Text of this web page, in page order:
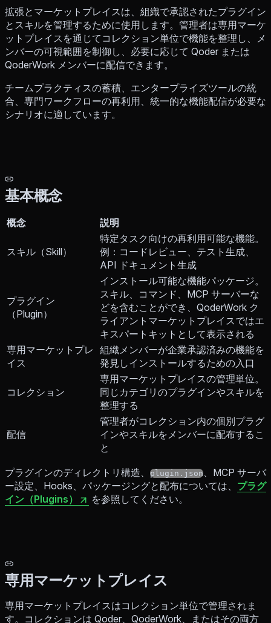
拡張とマーケットプレイスは、組織で承認されたプラグイン
とスキルを管理するために使用します。管理者は専用マーケ
ットプレイスを通じてコレクション単位で機能を整理し、メ
ンバーの可視範囲を制御し、必要に応じて Qoder または
QoderWork メンバーに配信できます。
チームプラクティスの蓄積、エンタープライズツールの統
合、専門ワークフローの再利用、統一的な機能配信が必要な
シナリオに適しています。
基本概念
概念 説明
スキル（Skill）
特定タスク向けの再利用可能な機能。
例：コードレビュー、テスト生成、
API ドキュメント生成
プラグイン
（Plugin）
インストール可能な機能パッケージ。
スキル、コマンド、MCP サーバーな
どを含むことができ、QoderWork ク
ライアントマーケットプレイスではエ
キスパートキットとして表示される
専用マーケットプレ
イス
組織メンバーが企業承認済みの機能を
発見しインストールするための入口
コレクション
専用マーケットプレイスの管理単位。
同じカテゴリのプラグインやスキルを
整理する
配信
管理者がコレクション内の個別プラグ
インやスキルをメンバーに配布するこ
と
プラグインのディレクトリ構造、 plugin.json、MCP サーバ
ー設定、Hooks、パッケージングと配布については、 プラグ
イン（Plugins）
を参照してください。
専用マーケットプレイス
専用マーケットプレイスはコレクション単位で管理されま
す。コレクションは Qoder、QoderWork、またはその両方